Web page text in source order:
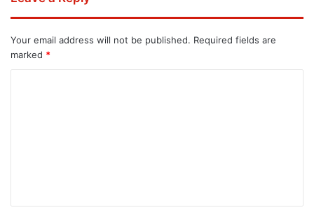
Your email address will not be published. Required fields are
marked *